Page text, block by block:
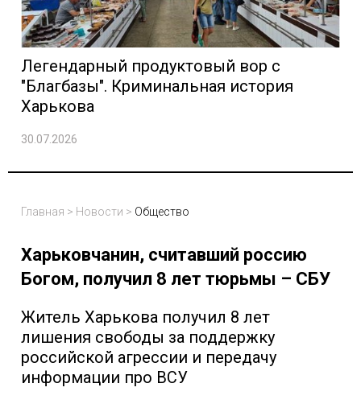
Легендарный продуктовый вор с
"Благбазы". Криминальная история
Харькова
30.07.2026
Главная > Новости > Общество
Харьковчанин, считавший россию
Богом, получил 8 лет тюрьмы – СБУ
Житель Харькова получил 8 лет
лишения свободы за поддержку
российской агрессии и передачу
информации про ВСУ